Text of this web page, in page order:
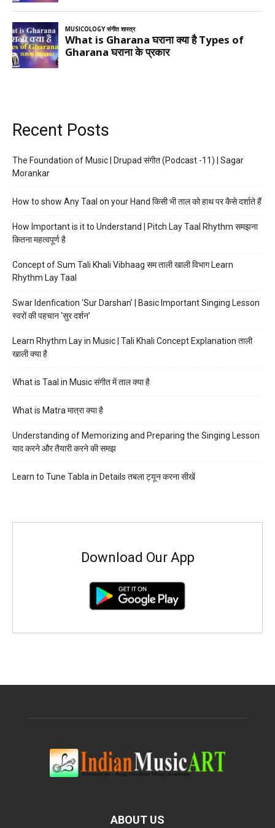
Recent Posts
The Foundation of Music | Drupad संगीत (Podcast -11) | Sagar
Morankar
How to show Any Taal on your Hand किसी भी ताल को हाथ पर कैसे दर्शाते हैं
How Important is it to Understand | Pitch Lay Taal Rhythm समझना
कितना महत्वपूर्ण है
Concept of Sum Tali Khali Vibhaag सम ताली खाली विभाग Learn
Rhythm Lay Taal
Swar Idenfication ‘Sur Darshan’ | Basic Important Singing Lesson
स्वरों की पहचान ‘सुर दर्शन’
Learn Rhythm Lay in Music | Tali Khali Concept Explanation ताली
खाली क्या है
What is Taal in Music संगीत में ताल क्या है
What is Matra मात्रा क्या है
Understanding of Memorizing and Preparing the Singing Lesson
याद करने और तैयारी करने की समझ
Learn to Tune Tabla in Details तबला ट्यून करना सीखें
Download Our App
ABOUT US